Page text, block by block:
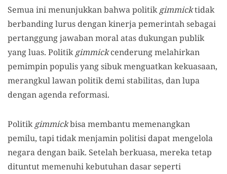
Semua ini menunjukkan bahwa politikgimmicktidak
berbanding lurus dengan kinerja pemerintah sebagai
pertanggung jawaban moral atas dukungan publik
yang luas. Politikgimmickcenderung melahirkan
pemimpin populis yang sibuk menguatkan kekuasaan,
merangkul lawan politik demi stabilitas, dan lupa
dengan agenda reformasi.
Politikgimmickbisa membantu memenangkan
pemilu, tapi tidak menjamin politisi dapat mengelola
negara dengan baik. Setelah berkuasa, mereka tetap
dituntut memenuhi kebutuhan dasar seperti